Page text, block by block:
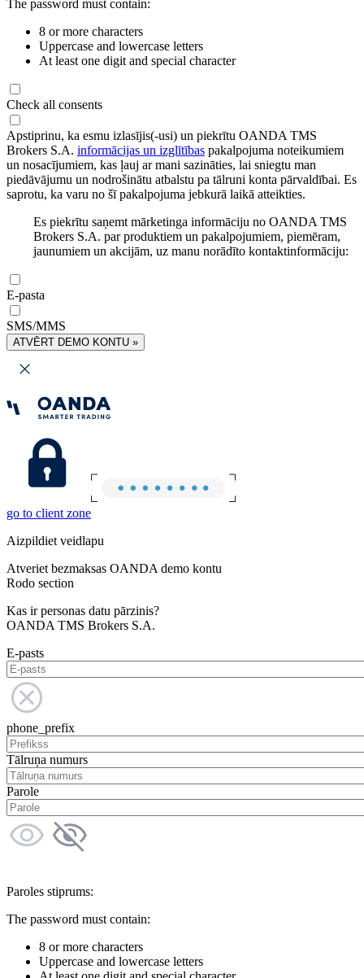
The password must contain:
8 or more characters
Uppercase and lowercase letters
At least one digit and special character
Check all consents
Apstiprinu, ka esmu izlasījis(-usi) un piekrītu OANDA TMS
Brokers S.A. informācijas un izglītības pakalpojuma noteikumiem
un nosacījumiem, kas ļauj ar mani sazināties, lai sniegtu man
piedāvājumu un nodrošinātu atbalstu pa tālruni konta pārvaldībai. Es
saprotu, ka varu no šī pakalpojuma jebkurā laikā atteikties.
Es piekrītu saņemt mārketinga informāciju no OANDA TMS
Brokers S.A. par produktiem un pakalpojumiem, piemēram,
jaunumiem un akcijām, uz manu norādīto kontaktinformāciju:
E-pasta
SMS/MMS
ATVĒRT DEMO KONTU »
go to client zone
Aizpildiet veidlapu
Atveriet bezmaksas OANDA demo kontu
Rodo section
Kas ir personas datu pārzinis?
OANDA TMS Brokers S.A.
E-pasts
phone_prefix
Tālruņa numurs
Parole
Paroles stiprums:
The password must contain:
8 or more characters
Uppercase and lowercase letters